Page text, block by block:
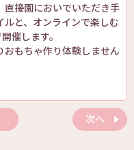
接園においでいただき手
と、オンラインで楽しむ
催します。
おもちゃ作り体験しません
次へ